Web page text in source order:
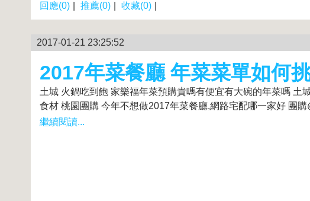
回應(0) 推薦(0) 收藏(0)
2017-01-21 23:25:52
2017年菜餐廳 年菜菜單如何
土城 火鍋吃到飽 家樂福年菜預購貴嗎有便宜有大碗的年菜嗎
食材 桃園團購 今年不想做2017年菜餐廳,網路宅配哪一家好 團購
繼續閱讀...